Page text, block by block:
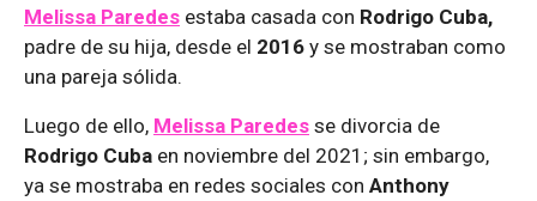
Melissa Paredes estaba casada con Rodrigo Cuba,
padre de su hija, desde el 2016 y se mostraban como
una pareja sólida.
Luego de ello, Melissa Paredes se divorcia de
Rodrigo Cuba en noviembre del 2021; sin embargo,
ya se mostraba en redes sociales con Anthony